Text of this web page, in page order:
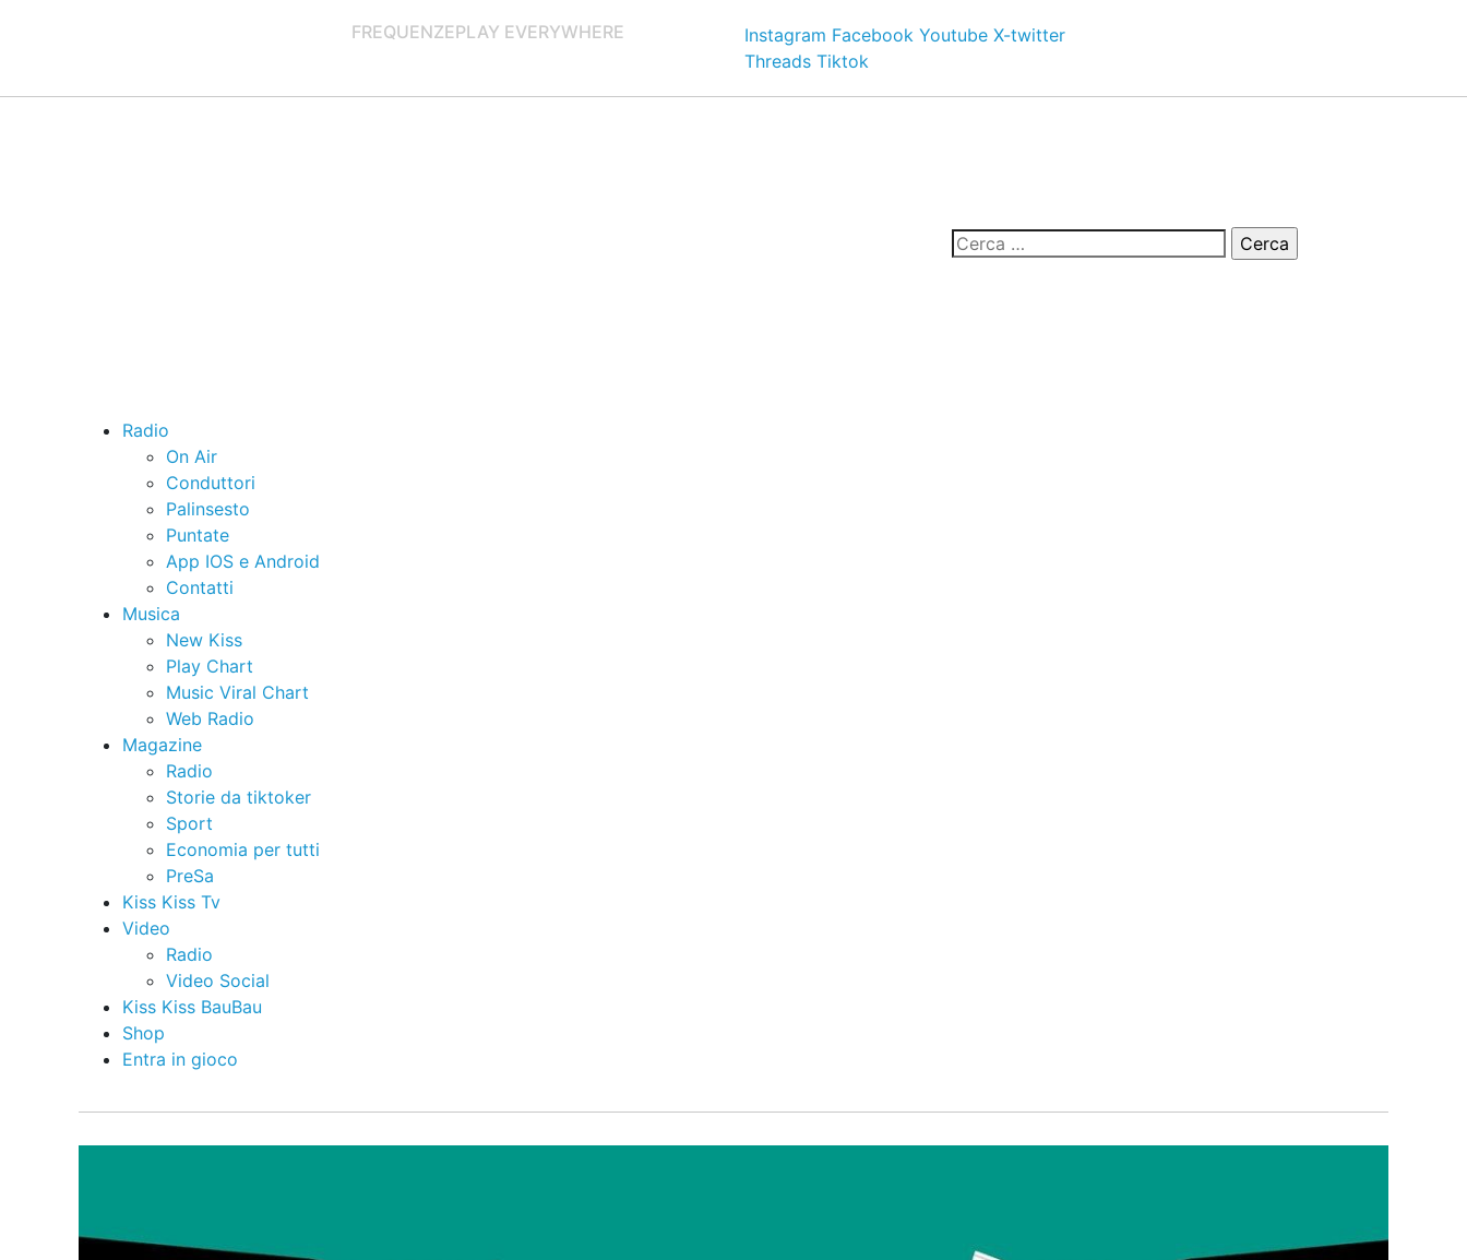
FREQUENZEPLAY EVERYWHERE Instagram Facebook Youtube X-twitter
Threads Tiktok
Radio
On Air
Conduttori
Palinsesto
Puntate
App IOS e Android
Contatti
Musica
New Kiss
Play Chart
Music Viral Chart
Web Radio
Magazine
Radio
Storie da tiktoker
Sport
Economia per tutti
PreSa
Kiss Kiss Tv
Video
Radio
Video Social
Kiss Kiss BauBau
Shop
Entra in gioco